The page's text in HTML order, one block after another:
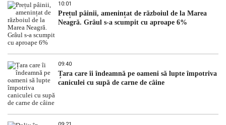
10:01
Prețul pâinii, amenințat de războiul de la Marea
Neagră. Grâul s-a scumpit cu aproape 6%
09:40
Țara care îi îndeamnă pe oameni să lupte împotriva
caniculei cu supă de carne de câine